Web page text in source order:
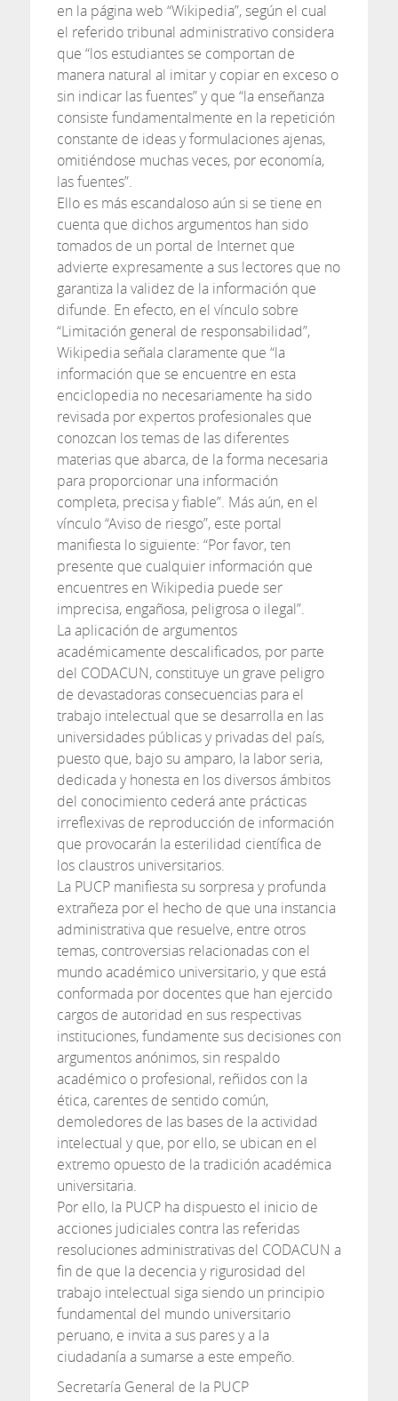
en la página web “Wikipedia”, según el cual
el referido tribunal administrativo considera
que “los estudiantes se comportan de
manera natural al imitar y copiar en exceso o
sin indicar las fuentes” y que “la enseñanza
consiste fundamentalmente en la repetición
constante de ideas y formulaciones ajenas,
omitiéndose muchas veces, por economía,
las fuentes”.
Ello es más escandaloso aún si se tiene en
cuenta que dichos argumentos han sido
tomados de un portal de Internet que
advierte expresamente a sus lectores que no
garantiza la validez de la información que
difunde. En efecto, en el vínculo sobre
“Limitación general de responsabilidad”,
Wikipedia señala claramente que “la
información que se encuentre en esta
enciclopedia no necesariamente ha sido
revisada por expertos profesionales que
conozcan los temas de las diferentes
materias que abarca, de la forma necesaria
para proporcionar una información
completa, precisa y fiable”. Más aún, en el
vínculo “Aviso de riesgo”, este portal
manifiesta lo siguiente: “Por favor, ten
presente que cualquier información que
encuentres en Wikipedia puede ser
imprecisa, engañosa, peligrosa o ilegal”.
La aplicación de argumentos
académicamente descalificados, por parte
del CODACUN, constituye un grave peligro
de devastadoras consecuencias para el
trabajo intelectual que se desarrolla en las
universidades públicas y privadas del país,
puesto que, bajo su amparo, la labor seria,
dedicada y honesta en los diversos ámbitos
del conocimiento cederá ante prácticas
irreflexivas de reproducción de información
que provocarán la esterilidad científica de
los claustros universitarios.
La PUCP manifiesta su sorpresa y profunda
extrañeza por el hecho de que una instancia
administrativa que resuelve, entre otros
temas, controversias relacionadas con el
mundo académico universitario, y que está
conformada por docentes que han ejercido
cargos de autoridad en sus respectivas
instituciones, fundamente sus decisiones con
argumentos anónimos, sin respaldo
académico o profesional, reñidos con la
ética, carentes de sentido común,
demoledores de las bases de la actividad
intelectual y que, por ello, se ubican en el
extremo opuesto de la tradición académica
universitaria.
Por ello, la PUCP ha dispuesto el inicio de
acciones judiciales contra las referidas
resoluciones administrativas del CODACUN a
fin de que la decencia y rigurosidad del
trabajo intelectual siga siendo un principio
fundamental del mundo universitario
peruano, e invita a sus pares y a la
ciudadanía a sumarse a este empeño.
Secretaría General de la PUCP